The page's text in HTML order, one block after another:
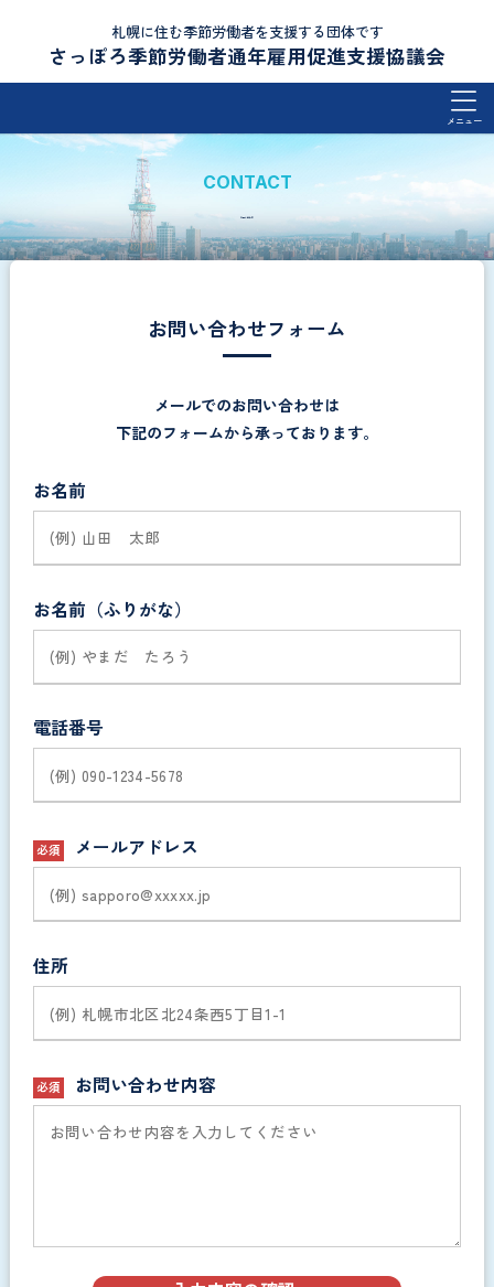
札幌に住む季節労働者を支援する団体です
さっぽろ季節労働者通年雇用促進支援協議会
メニュー
CONTACT
お問い合わせ
お問い合わせフォーム
メールでのお問い合わせは
下記のフォームから承っております。
お名前
お名前（ふりがな）
電話番号
必須 メールアドレス
住所
必須 お問い合わせ内容